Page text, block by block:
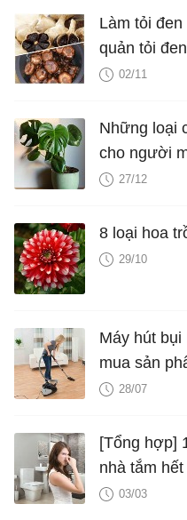
Làm tỏi
quản tỏi
02/11
Những loại
cho người
27/12
8 loại hoa
29/10
Máy hút
mua sản
28/07
[Tổng hợp]
nhà tắm
hiện03/03